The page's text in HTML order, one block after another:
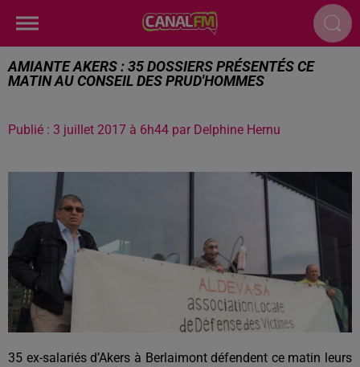
AMIANTE AKERS : 35 DOSSIERS PRÉSENTÉS CE
MATIN AU CONSEIL DES PRUD'HOMMES
Publié : 3 juillet 2017 à 6h44 par Delphine Hernu
35 ex-salariés d’Akers à Berlaimont défendent ce matin leurs